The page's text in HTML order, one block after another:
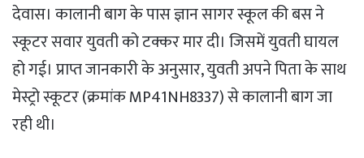
देवास। कालानी बाग के पास ज्ञान सागर स्कूल की बस ने
स्कूटर सवार युवती को टक्कर मार दी। जिसमें युवती घायल
हो गई। प्राप्त जानकारी के अनुसार, युवती अपने पिता के साथ
मेस्ट्रो स्कूटर (क्रमांक MP41NH8337) से कालानी बाग जा
रही थी।